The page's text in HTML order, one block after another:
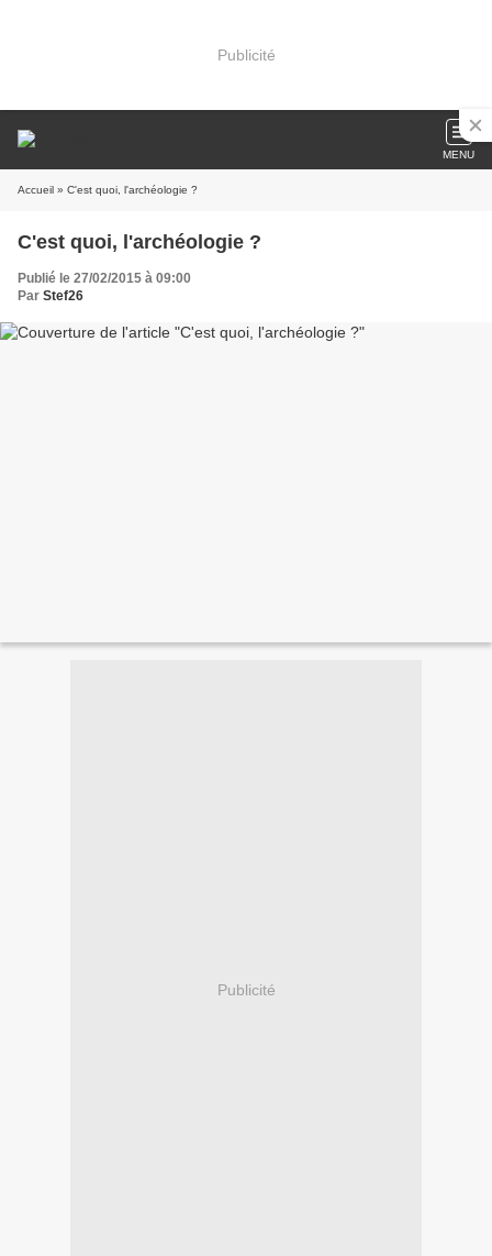
Publicité
MENU
Accueil » C'est quoi, l'archéologie ?
C'est quoi, l'archéologie ?
Publié le 27/02/2015 à 09:00
Par Stef26
Publicité